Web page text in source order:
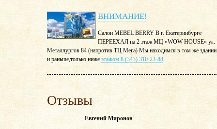
ВНИМАНИЕ!
Салон MEBEL BERRY В г. Екатеринбурге
ПЕРЕЕХАЛ на 2 этаж МЦ «WOW HOUSE» ул.
Металлургов 84 (напротив ТЦ Мега) Мы находимся в том же здании
и раньше,только ниже этажом 8 (343) 310-23-88
Отзывы
Евгений Миронов